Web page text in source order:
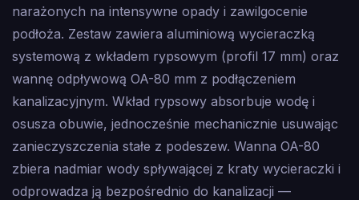
narażonych na intensywne opady i zawilgocenie
podłoża. Zestaw zawiera aluminiową wycieraczką
systemową z wkładem rypsowym (profil 17 mm) oraz
wannę odpływową OA-80 mm z podłączeniem
kanalizacyjnym. Wkład rypsowy absorbuje wodę i
osusza obuwie, jednocześnie mechanicznie usuwając
zanieczyszczenia stałe z podeszew. Wanna OA-80
zbiera nadmiar wody spływającej z kraty wycieraczki i
odprowadza ją bezpośrednio do kanalizacji —